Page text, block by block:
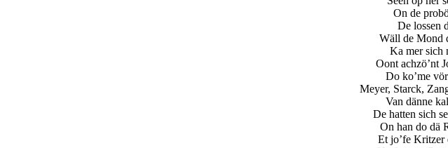
On de
De lossen
Wäll de Mond
Ka mer sich
Oont achzö’nt
Do ko’me
Meyer, Starck,
Van dänne
De hatten sich
On han do dä
Et jo’fe Kritzer